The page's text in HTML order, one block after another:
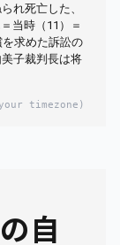
れ死亡した、
当時（11）＝
求めた訴訟の
子裁判長は将
timezone)
自